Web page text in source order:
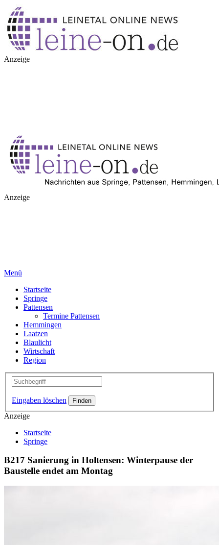
Anzeige
Anzeige
Menü
Startseite
Springe
Pattensen
Termine Pattensen
Hemmingen
Laatzen
Blaulicht
Wirtschaft
Region
Eingaben löschen
Anzeige
Startseite
Springe
B217 Sanierung in Holtensen: Winterpause der
Baustelle endet am Montag